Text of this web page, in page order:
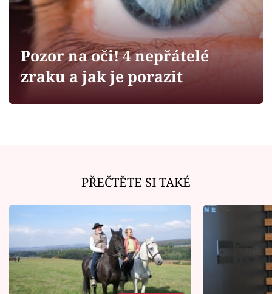
Sledujte prima+
Filmový festival Karlovy Vary
Sledujte nás
Pozor na oči! 4 nepřátelé
zraku a jak je porazit
PŘEČTĚTE SI TAKÉ